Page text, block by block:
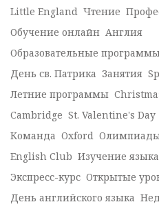
Little England Чтение
Обучение онлайн Англия
Образовательные
День св. Патрика Занятия
Летние программы
Cambridge St. Valentine's Day
Команда Oxford
English Club Изучение языка
Экспресс-курс Открытые
День английского языка